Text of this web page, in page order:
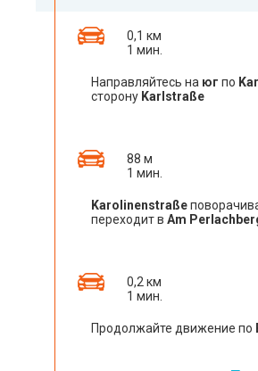
0,1 км
1 мин.
Направляйтесь на юг по
сторону Karlstraße
88 м
1 мин.
Karolinenstraße
переходит в Am
0,2 км
1 мин.
Продолжайте движение по